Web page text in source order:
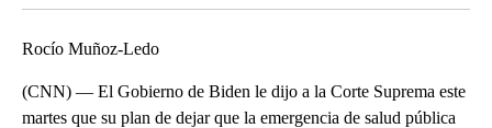
Rocío Muñoz-Ledo
(CNN) — El Gobierno de Biden le dijo a la Corte Suprema este
martes que su plan de dejar que la emergencia de salud pública